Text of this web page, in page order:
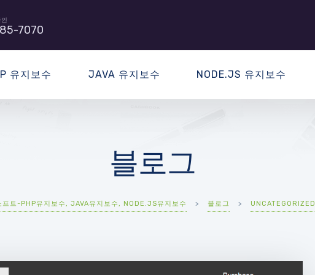
7070
유지보수 JAVA 유지보수 NODE.JS 유지보수
블로그
프트-PHP유지보수, JAVA유지보수, NODE.JS유지보수 > 블로그 > UNCATEGORIZED